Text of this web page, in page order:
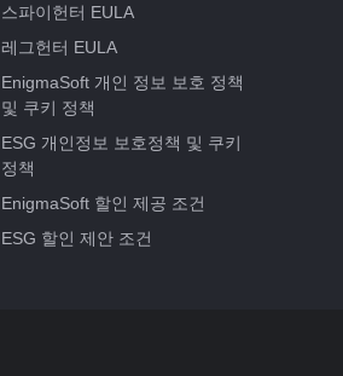
스파이헌터 EULA
레그헌터 EULA
EnigmaSoft 개인 정보 보호 정책
및 쿠키 정책
ESG 개인정보 보호정책 및 쿠키
정책
EnigmaSoft 할인 제공 조건
ESG 할인 제안 조건